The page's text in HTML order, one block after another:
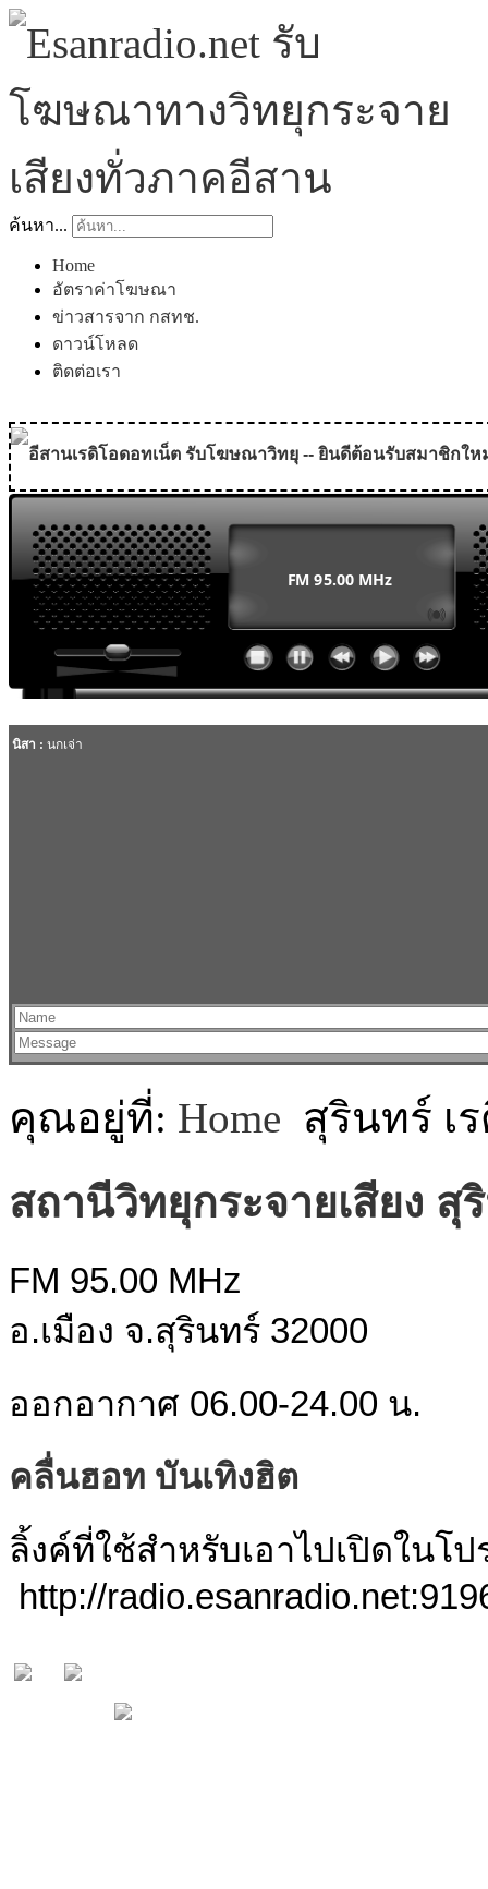
ค้นหา...
Home
อัตราค่าโฆษณา
ข่าวสารจาก กสทช.
ดาวน์โหลด
ติดต่อเรา
อีสานเรดิโอดอทเน็ต รับโฆษณาวิทยุ -- ยินดีต้อนรับสมาชิกใหม่
MODULE SBAHJAOUI YOUTUBE
MODULE SBAHJAOUI MEMORY GAME
MODULE SBAHJAOUI ACCORDION MENU
คุณอยู่ที่: Home สุรินทร์ เ
สถานีวิทยุกระจายเสียง สุ
FM 95.00 MHz
อ.เมือง จ.สุรินทร์ 32000
ออกอากาศ 06.00-24.00 น.
คลื่นฮอท บันเทิงฮิต
ลิ้งค์ที่ใช้สำหรับเอาไปเปิดใน
http://